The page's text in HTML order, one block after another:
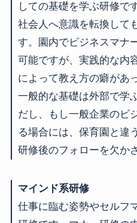
しての基礎を学ぶ研修で
社会人へ意識を転換して
す。園内でビジネスマナ
可能ですが、実践的な内
によって教え方の癖があ
一般的な基礎は外部で学
だし、もし一般企業のビ
る場合には、保育園と違
研修後のフォローを欠か
マインド系研修
仕事に臨む姿勢やセルフ